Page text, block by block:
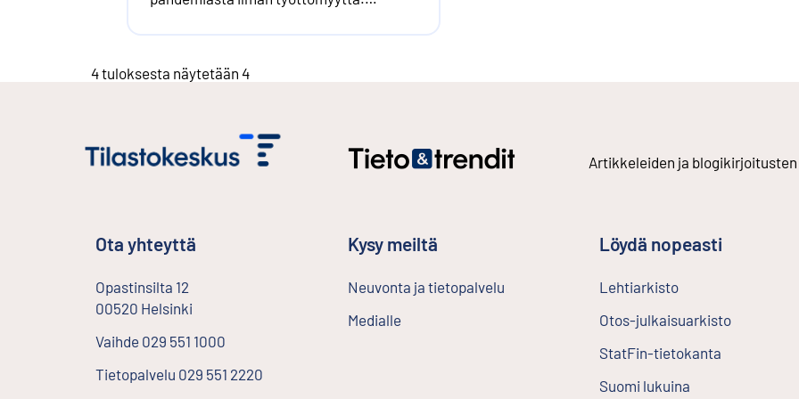
selviytymismahdollisuuksia kriisistä
4 tuloksesta näytetään 4
Artikkeleiden ja
Ota yhteyttä
Opastinsilta 12
00520 Helsinki
Vaihde 029 551 1000
Tietopalvelu 029 551 2220
Kysy meiltä
Neuvonta ja tietopalvelu
Medialle
Löydä nopeasti
Lehtiarkisto
Otos-julkaisuarkisto
StatFin-tietokanta
Suomi lukuina